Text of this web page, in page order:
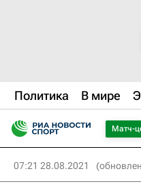
Политика В мире
Матч-
07:21 28.08.2021